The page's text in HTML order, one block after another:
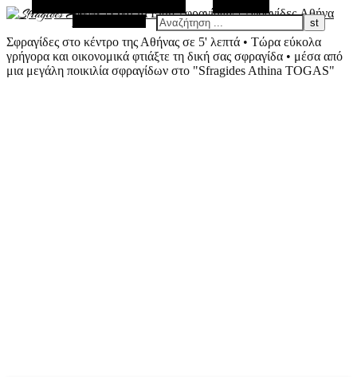
Σφραγίδες στο κέντρο της Αθήνας σε 5' λεπτά • Τώρα εύκολα
γρήγορα και οικονομικά φτιάξτε τη δική σας σφραγίδα • μέσα από
μια μεγάλη ποικιλία σφραγίδων στο "Sfragides Athina TOGAS"
Τυχαίο Άρθρο
Αναζήτηση